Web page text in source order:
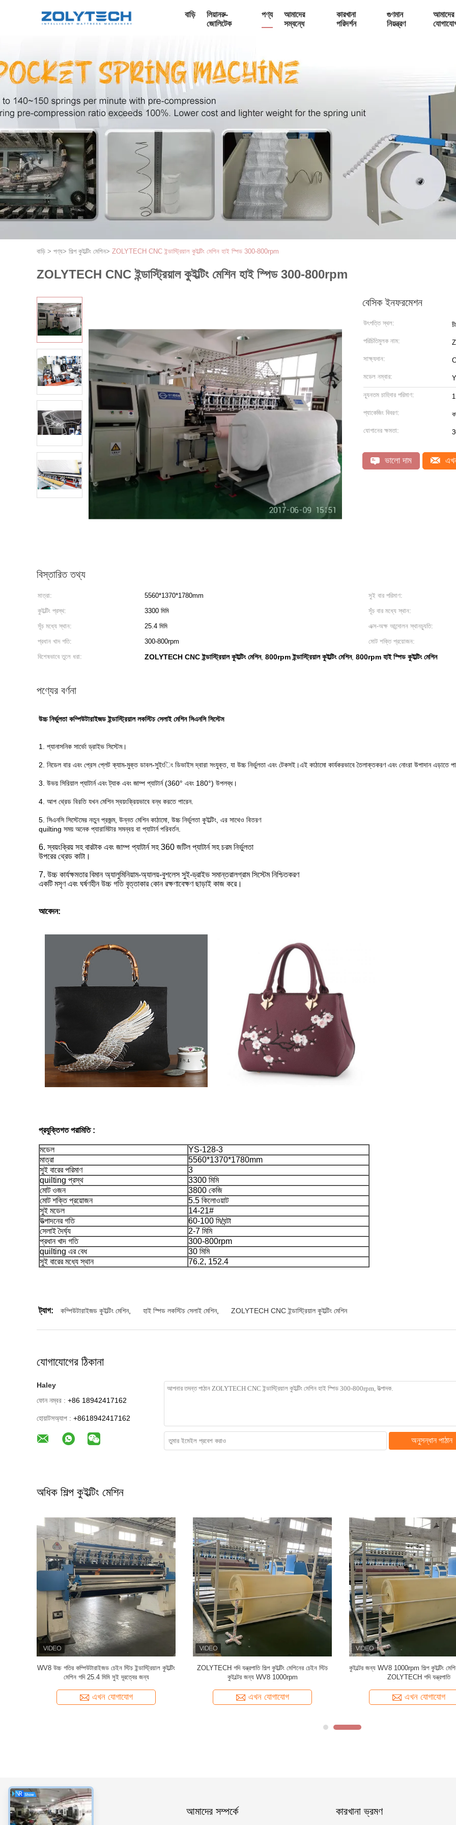
বাড়ি
লিয়ানরু-
জোলিটেক
পণ্য
আমাদের
সম্বন্ধে
কারখানা
পরিদর্শন
গুণমান
নিয়ন্ত্রণ
আমাদের
বাড়ি > পণ্য> শিল্প কুইল্টিং মেশিন> ZOLYTECH CNC ইন্ডাস্ট্রিয়াল কুইল্টিং মেশিন হাই স্পিড 300-800rpm
ZOLYTECH CNC ইন্ডাস্ট্রিয়াল কুইল্টিং মেশিন হাই স্পিড 300-800rpm
বেসিক ইনফরমেশন
উৎপত্তি স্থল:
পরিচিতিমুলক নাম:
সাক্ষ্যদান:
মডেল নম্বার:
ন্যূনতম চাহিদার পরিমাণ:
প্যাকেজিং বিবরণ:
যোগানের ক্ষমতা:
ভালো দাম
বিস্তারিত তথ্য
মাত্রা: 5560*1370*1780mm
সুই বার পরিমাণ:
কুইল্টিং প্রস্থ:
3300 মিমি
সূঁচ বার মধ্যে স্থান:
সূঁচ মধ্যে স্থান:
25.4 মিমি
এক্স-অক্ষ আন্দোলন স্থানচ্যুতি:
প্রধান খাদ গতি:
300-800rpm
মোট শক্তি প্রয়োজন:
বিশেষভাবে তুলে ধরা:
ZOLYTECH CNC ইন্ডাস্ট্রিয়াল কুইল্টিং মেশিন, 800rpm ইন্ডাস্ট্রিয়াল কুইল্টিং মেশিন, 800rpm হাই স্পিড কুইল্টিং মেশিন
পণ্যের বর্ণনা
উচ্চ নির্ভুলতা কম্পিউটারাইজড ইন্ডাস্ট্রিয়াল লকস্টিচ সেলাই মেশিন সিএনসি সিস্টেম
1. প্যানাসনিক সার্ভো ড্রাইভ সিস্টেম।
2. নিডেল বার এবং প্রেস প্লেট ক্যাম-মুক্ত ডাবল-সুইংিং ডিভাইস দ্বারা সংযুক্ত, যা উচ্চ নির্ভুলতা এবং টেকসই।এই কাঠামো কার্যকরভাবে তৈলাক্তকরণ এবং নোংরা উপাদান এড়াতে
3. উভয় সিরিয়াল প্যাটার্ন এবং ট্যাক এবং জাম্প প্যাটার্ন (360° এবং 180°) উপলব্ধ।
4. আপ থ্রেড বিরতি যখন মেশিন স্বয়ংক্রিয়ভাবে বন্ধ করতে পারেন.
5. সিএনসি সিস্টেমের নতুন প্রজন্ম, উন্নত মেশিন কাঠামো, উচ্চ নির্ভুলতা কুইল্টিং, এর সাথেও বিতরণ
quilting সময় অনেক প্যারামিটার সমন্বয় বা প্যাটার্ন পরিবর্তন.
6. স্বয়ংক্রিয় সহ বারটাক এবং জাম্প প্যাটার্ন সহ 360 জটিল প্যাটার্ন সহ চরম নির্ভুলতা
উপরের থ্রেড কাটা।
7. উচ্চ কার্যক্ষমতার বিমান অ্যালুমিনিয়াম-অ্যালয়-বুশলেস সুই-ড্রাইভ সমান্তরালগ্রাম সিস্টেম নিশ্চিতকরণ
একটি মসৃণ এবং ঘর্ষণহীন উচ্চ গতি বৃত্তাকার কোন রক্ষণাবেক্ষণ ছাড়াই কাজ করে।
আবেদন:
প্রযুক্তিগত পরামিতি :
মডেল
YS-128-3
মাত্রা
5560*1370*1780mm
সুই বারের পরিমাণ
3
quilting প্রস্থ
3300 মিমি
মোট ওজন
3800 কেজি
মোট শক্তি প্রয়োজন
5.5 কিলোওয়াট
সুই মডেল
14-21#
উত্পাদনের গতি
60-100 মি/ঘন্টা
সেলাই দৈর্ঘ্য
2-7 মিমি
প্রধান খাদ গতি
300-800rpm
quilting এর বেধ
30 মিমি
সুই বারের মধ্যে স্থান
76.2, 152.4
ট্যাগ: কম্পিউটারাইজড কুইল্টিং মেশিন, হাই স্পিড লকস্টিচ সেলাই মেশিন, ZOLYTECH CNC ইন্ডাস্ট্রিয়াল কুইল্টিং মেশিন
যোগাযোগের ঠিকানা
Haley
ফোন নম্বর : +86 18942417162
হোয়াটসঅ্যাপ : +8618942417162
অনুসন্ধান পাঠান
অধিক শিল্প কুইল্টিং মেশিন
WV8 উচ্চ গতির কম্পিউটারাইজড চেইন স্টিচ ইন্ডাস্ট্রিয়াল কুইল্টিং
মেশিন গদি 25.4 মিমি সুই দূরত্বের জন্য
এখন যোগাযোগ
ZOLYTECH গদি যন্ত্রপাতি শিল্প কুইল্টিং মেশিনের চেইন স্টিচ
কুইল্টের জন্য WV8 1000rpm
এখন যোগাযোগ
কুইল্টের জন্য WV8 1000rpm শিল্প কুইল্টিং
ZOLYTECH গদি যন্ত্রপাতি
এখন যোগাযোগ
ধরন আমাদের সম্পর্কে কারখানা ভ্রমণ